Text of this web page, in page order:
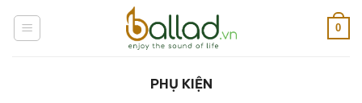
qua
0
PHỤ KIỆN